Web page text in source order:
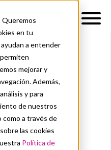
Queremos
en tu
a entender
mejorar y
Además,
y para
de nuestros
a través de
las cookies
Política de